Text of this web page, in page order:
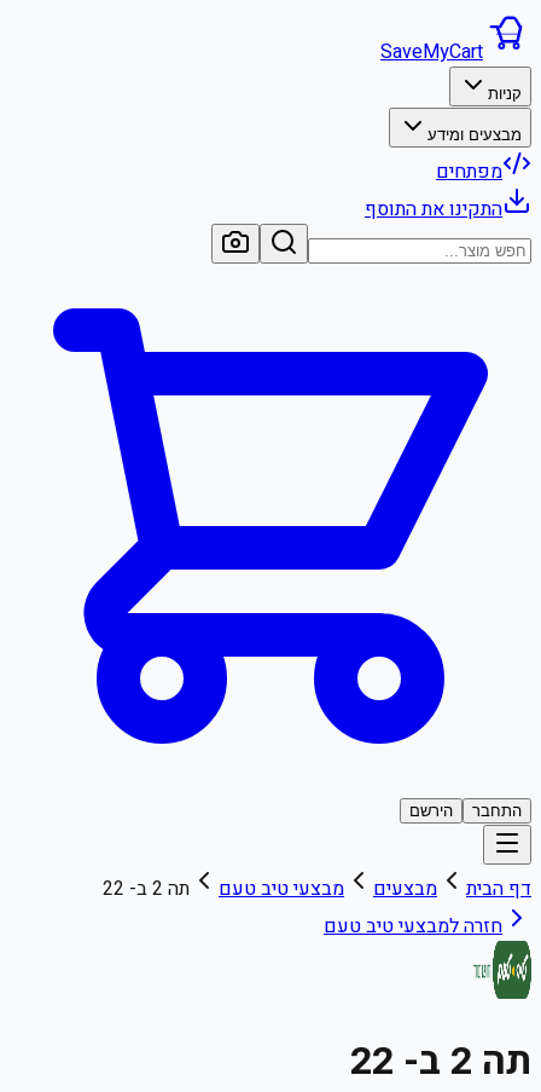
SaveMyCart
קניות
מבצעים ומידע
מפתחים
התקינו את התוסף
התחבר הירשם
דף הבית מבצעים מבצעיטיב טעם
תה 2 ב- 22
חזרה למבצעיטיב טעם
תה 2 ב- 22